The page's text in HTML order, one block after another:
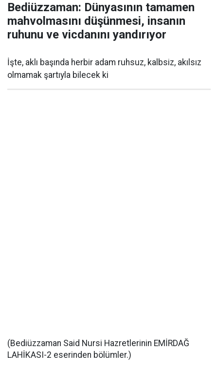
Bediüzzaman: Dünyasının tamamen
mahvolmasını düşünmesi, insanın
ruhunu ve vicdanını yandırıyor
İşte, aklı başında herbir adam ruhsuz, kalbsiz, akılsız
olmamak şartıyla bilecek ki
(Bediüzzaman Said Nursi Hazretlerinin EMİRDAĞ
LAHİKASI-2 eserinden bölümler.)